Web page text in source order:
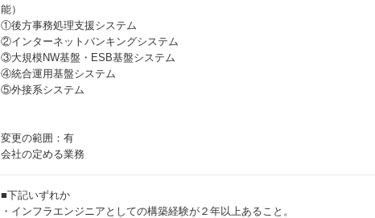
能）
①後方事務処理支援システム
②インターネットバンキングシステム
③大規模NW基盤・ESB基盤システム
④統合運用基盤システム
⑤外接系システム
変更の範囲：有
会社の定める業務
■下記いずれか
・インフラエンジニアとしての構築経験が２年以上あること。